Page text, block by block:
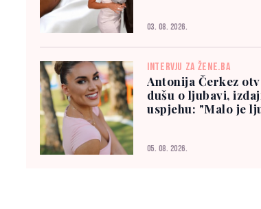
03. 08. 2026.
INTERVJU ZA ŽENE.BA
Antonija Čerkez
dušu o ljubavi,
uspjehu: "Malo je
05. 08. 2026.